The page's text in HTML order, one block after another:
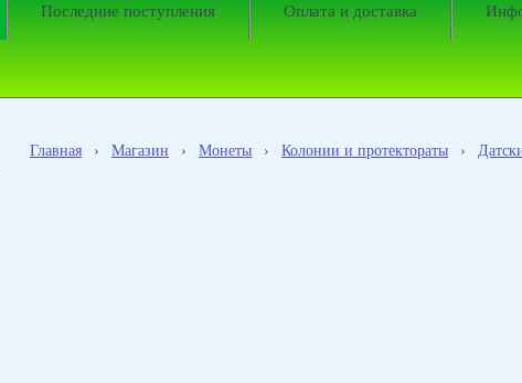
Последние поступления Оплата и доставка
Главная › Магазин › Монеты › Колонии и протектораты ›